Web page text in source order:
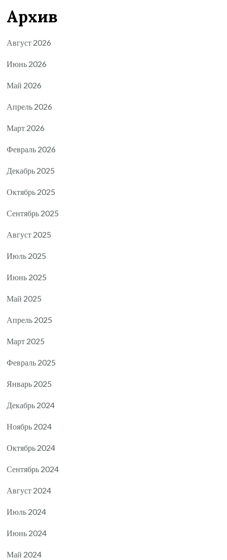
Архив
Август 2026
Июнь 2026
Май 2026
Апрель 2026
Март 2026
Февраль 2026
Декабрь 2025
Октябрь 2025
Сентябрь 2025
Август 2025
Июль 2025
Июнь 2025
Май 2025
Апрель 2025
Март 2025
Февраль 2025
Январь 2025
Декабрь 2024
Ноябрь 2024
Октябрь 2024
Сентябрь 2024
Август 2024
Июль 2024
Июнь 2024
Май 2024